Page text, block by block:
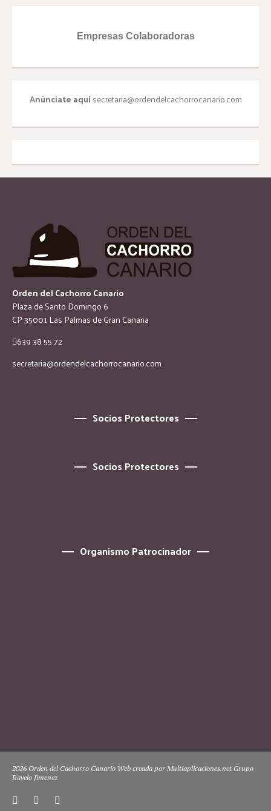
Empresas Colaboradoras
Anúnciate aquísecretaria@ordendelcachorrocanario.com
Orden del Cachorro Canario
Plaza de Santo Domingo 6
CP 35001 Las Palmas de Gran Canaria
639 38 55 72
secretaria@ordendelcachorrocanario.com
Socios Protectores
Socios Protectores
Organismo Patrocinador
2026 Orden del Cachorro Canario Web creada por Multiaplicaciones.net Grupo
Ravelo Jimenez